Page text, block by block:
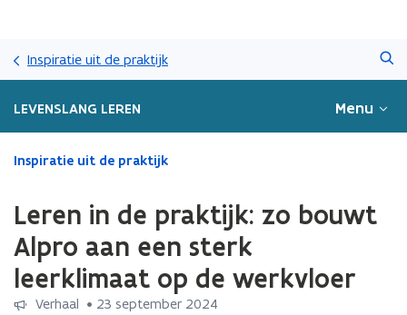
gaan
Inspiratie uit de praktijk
LEVENSLANG LEREN Menu
Gedaan
bevindt
zich
op:
Leren
Inspiratie uit de praktijk
Leren in de praktijk: zo bouwt
Alpro aan een sterk
leerklimaat op de werkvloer
Verhaal • 23 september 2024